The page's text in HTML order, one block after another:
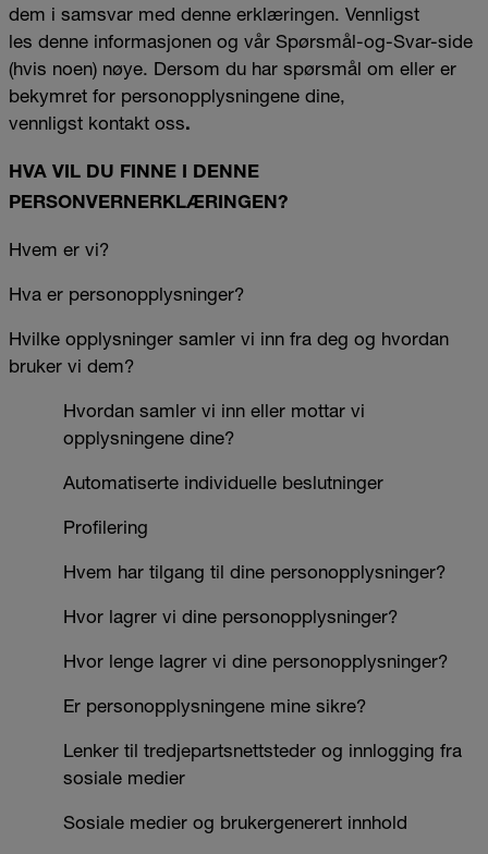
dem i samsvar med denne erklæringen. Vennligst
les denne informasjonen og vår Spørsmål-og-Svar-side
(hvis noen) nøye. Dersom du har spørsmål om eller er
bekymret for personopplysningene dine,
vennligst kontakt oss.
HVA VIL DU FINNE I DENNE
PERSONVERNERKLÆRINGEN?
Hvem er vi?
Hva er personopplysninger?
Hvilke opplysninger samler vi inn fra deg og hvordan
bruker vi dem?
Hvordan samler vi inn eller mottar vi
opplysningene dine?
Automatiserte individuelle beslutninger
Profilering
Hvem har tilgang til dine personopplysninger?
Hvor lagrer vi dine personopplysninger?
Hvor lenge lagrer vi dine personopplysninger?
Er personopplysningene mine sikre?
Lenker til tredjepartsnettsteder og innlogging fra
sosiale medier
Sosiale medier og brukergenerert innhold